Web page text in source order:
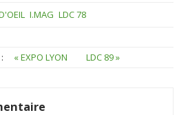
I.MAG LDC 78
« EXPO LYON LDC 89 »